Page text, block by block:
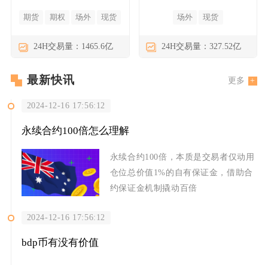
期货 期权 场外 现货
24H交易量：1465.6亿
场外 现货
24H交易量：327.52亿
最新快讯 更多
2024-12-16 17:56:12
永续合约100倍怎么理解
永续合约100倍，本质是交易者仅动用
仓位总价值1%的自有保证金，借助合
约保证金机制撬动百倍
2024-12-16 17:56:12
bdp币有没有价值